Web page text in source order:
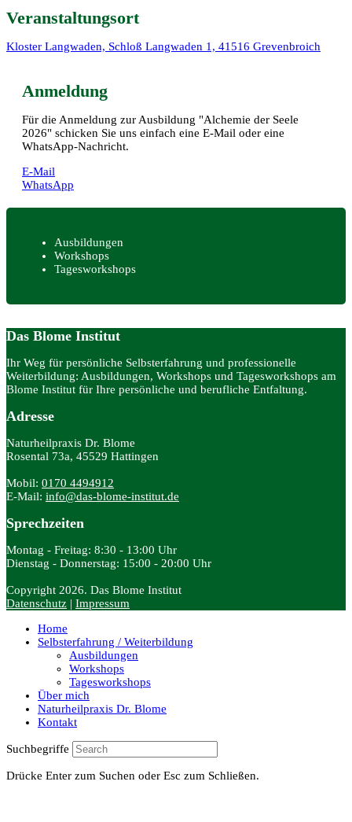
Veranstaltungsort
Kloster Langwaden, Schloß Langwaden 1, 41516 Grevenbroich
Anmeldung
Für die Anmeldung zur Ausbildung "Alchemie der Seele
2026" schicken Sie uns einfach eine E-Mail oder eine
WhatsApp-Nachricht.
E-Mail
WhatsApp
Ausbildungen
Workshops
Tagesworkshops
Das Blome Institut
Ihr Weg für persönliche Selbsterfahrung und professionelle
Weiterbildung: Ausbildungen, Workshops und Tagesworkshops am
Blome Institut für Ihre persönliche und berufliche Entfaltung.
Adresse
Naturheilpraxis Dr. Blome
Rosental 73a, 45529 Hattingen
Mobil: 0170 4494912
E-Mail: info@das-blome-institut.de
Sprechzeiten
Montag - Freitag: 8:30 - 13:00 Uhr
Dienstag - Donnerstag: 15:00 - 20:00 Uhr
Copyright 2026. Das Blome Institut
Datenschutz | Impressum
Home
Selbsterfahrung / Weiterbildung
Ausbildungen
Workshops
Tagesworkshops
Über mich
Naturheilpraxis Dr. Blome
Kontakt
Suchbegriffe
Drücke Enter zum Suchen oder Esc zum Schließen.